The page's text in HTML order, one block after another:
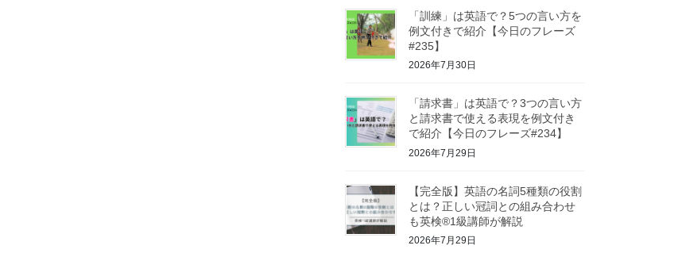
「訓練」は英語で？5つの言い方を
例文付きで紹介【今日のフレーズ
#235】
2026年7月30日
「請求書」は英語で？3つの言い方
と請求書で使える表現を例文付き
で紹介【今日のフレーズ#234】
2026年7月29日
【完全版】英語の名詞5種類の役割
とは？正しい冠詞との組み合わせ
も英検®1級講師が解説
2026年7月29日